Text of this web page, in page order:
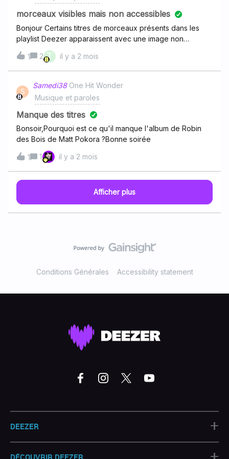
morceaux visibles mais non accessibles
Bonjour Certains titres de morceaux présents dans les
playlist Deezer apparaissent avec une image non
personnalise et ne sont pas "lançables". Une explication ?
Il existe une restriction sur mon abonnement ?
1 2 T il y a 2 mois
S
Samedi38 One Hit Wonder
Musique et paroles
Manque des titres
Bonsoir,Pourquoi est ce qu'il manque l'album de Robin
des Bois de Matt Pokora ?Bonne soirée
1 1 il y a 2 mois
Afficher plus
Conditions Générales Accessibility statement
DEEZER +
DÉCOUVRIR DEEZER